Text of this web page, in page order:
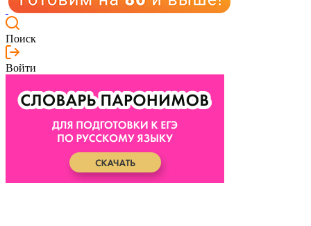
Поиск
Войти